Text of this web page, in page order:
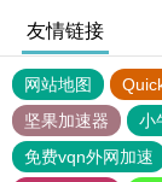
友情链接
网站地图
坚果加速器
小
免费vqn外网加速